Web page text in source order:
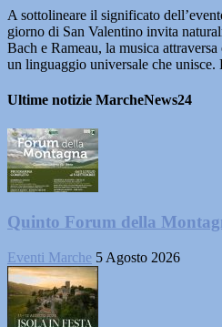
A sottolineare il significato
giorno di San Valentino invita
Bach e Rameau, la musica
un linguaggio universale che
Ultime notizie MarcheNews24
Quinto Forum della
Eventi Marche 5 Agosto 2026